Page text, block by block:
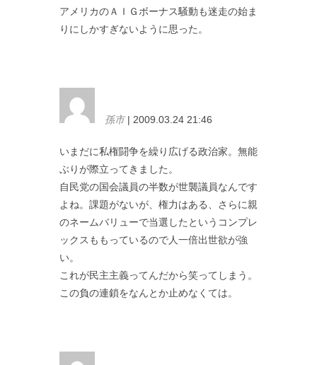
アメリカのＡＩＧボーナス騒動も迷走の始ま
りにしかすぎないように思った。
孫市| 2009.03.24 21:46
いまだに私権闘争を繰り広げる政治家。無能
ぶりが際立ってきました。
自民党の国会議員の半数が世襲議員なんです
よね。課題がないが、権力はある、さらに親
のネームバリューで当選したというコンプレ
ックスももっているので人一倍出世欲が強
い。
これが民主主義ってんだから笑ってしまう。
この負の連鎖をなんとか止めなくては。